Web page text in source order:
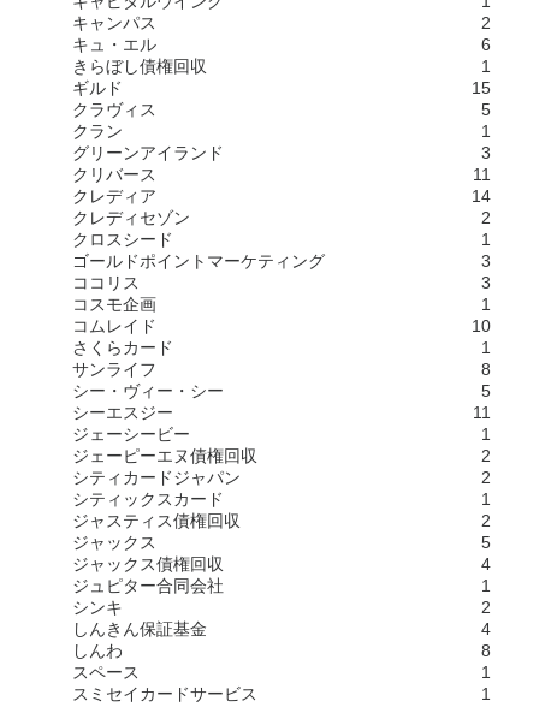
キャンパス
2
キュ・エル
6
きらぼし債権回収
1
ギルド
15
クラヴィス
5
クラン
1
グリーンアイランド
3
クリバース
11
クレディア
14
クレディセゾン
2
クロスシード
1
ゴールドポイントマーケティング
3
ココリス
3
コスモ企画
1
コムレイド
10
さくらカード
1
サンライフ
8
シー・ヴィー・シー
5
シーエスジー
11
ジェーシービー
1
ジェーピーエヌ債権回収
2
シティカードジャパン
2
シティックスカード
1
ジャスティス債権回収
2
ジャックス
5
ジャックス債権回収
4
ジュピター合同会社
1
シンキ
2
しんきん保証基金
4
しんわ
8
スペース
1
スミセイカードサービス
1